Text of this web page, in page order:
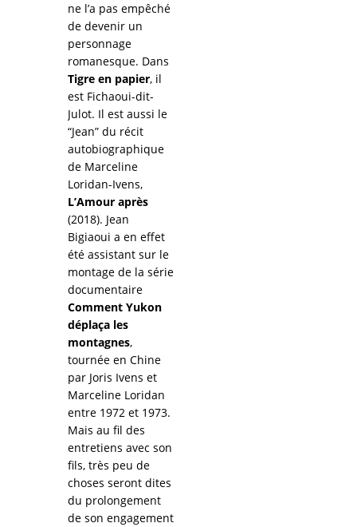
ne l’a pas empêché
de devenir un
personnage
romanesque. Dans
Tigre en papier, il
est Fichaoui-dit-
Julot. Il est aussi le
“Jean” du récit
autobiographique
de Marceline
Loridan-Ivens,
L’Amour après
(2018). Jean
Bigiaoui a en effet
été assistant sur le
montage de la série
documentaire
Comment Yukon
déplaça les
montagnes,
tournée en Chine
par Joris Ivens et
Marceline Loridan
entre 1972 et 1973.
Mais au fil des
entretiens avec son
fils, très peu de
choses seront dites
du prolongement
de son engagement